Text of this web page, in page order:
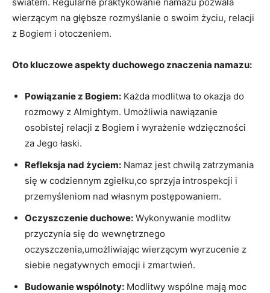
wierzącym na głębsze‍ rozmyślanie o swoim życiu, relacji
z Bogiem i otoczeniem.
Oto kluczowe ‌aspekty duchowego znaczenia namazu:
Powiązanie ⁢z Bogiem: Każda modlitwa to okazja do
rozmowy z Almightym.⁤ Umożliwia nawiązanie
‍osobistej relacji z Bogiem i wyrażenie wdzięczności
za Jego łaski.
Refleksja nad życiem: Namaz jest‍ chwilą zatrzymania⁣
się w codziennym zgiełku,co⁣ sprzyja introspekcji‌ i
przemyśleniom nad własnym postępowaniem.
Oczyszczenie duchowe: Wykonywanie modlitw
przyczynia się do ​wewnętrznego
‌oczyszczenia,umożliwiając wierzącym wyrzucenie z
siebie negatywnych emocji i zmartwień.
Budowanie wspólnoty: Modlitwy ⁤wspólne mają moc​